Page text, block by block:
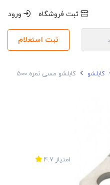
ثبت فروشگاه ورود
ثبت استعلام
کابلشو کابلشو مسی نمره 500
امتیاز 4.7